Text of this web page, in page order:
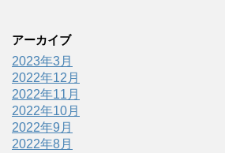
アーカイブ
2023年3月
2022年12月
2022年11月
2022年10月
2022年9月
2022年8月